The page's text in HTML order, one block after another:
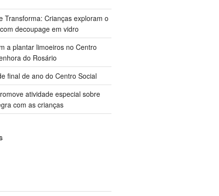
Transforma: Crianças exploram o
decoupage em vidro
a plantar limoeiros no Centro
do Rosário
final de ano do Centro Social
atividade especial sobre
com as crianças